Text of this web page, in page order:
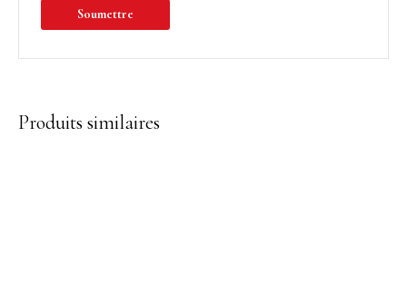
Produits similaires